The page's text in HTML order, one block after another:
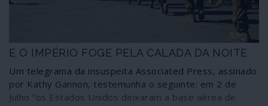
E O IMPÉRIO FOGE PELA CALADA DA NOITE
Um telegrama da insuspeita Associated Press, assinado
por Kathy Gannon, testemunha o seguinte: em 2 de
Julho “os Estados Unidos deixaram a base aérea de